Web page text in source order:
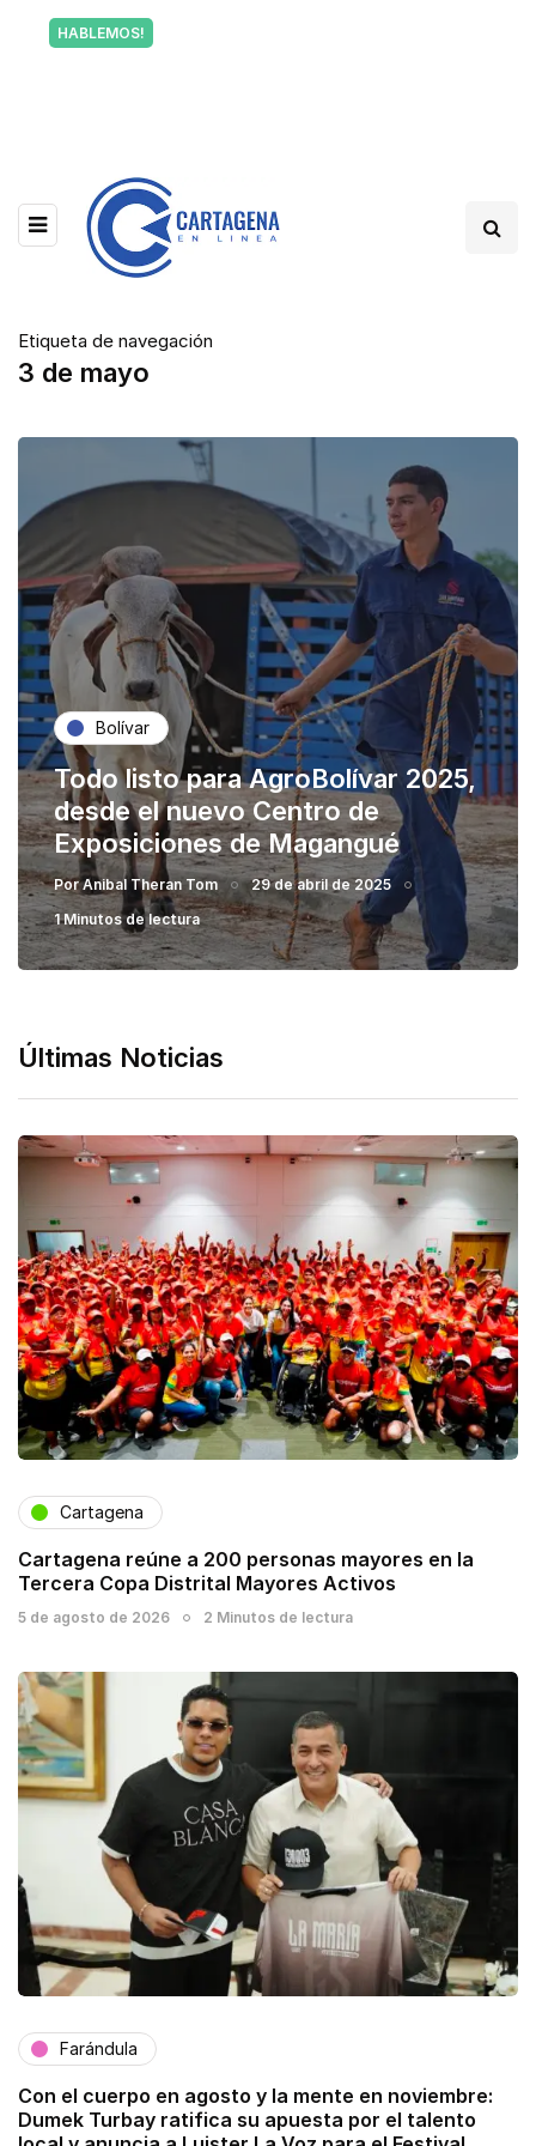
HABLEMOS!
Etiqueta de navegación
3 de mayo
Bolívar
Todo listo para AgroBolívar 2025,
desde el nuevo Centro de
Exposiciones de Magangué
PorAnibal Theran Tom
29 de abril de 2025
1 Minutos de lectura
Últimas Noticias
Cartagena
Cartagena reúne a 200 personas mayores en la
Tercera Copa Distrital Mayores Activos
5 de agosto de 2026 2 Minutos de lectura
Farándula
Con el cuerpo en agosto y la mente en noviembre:
Dumek Turbay ratifica su apuesta por el talento